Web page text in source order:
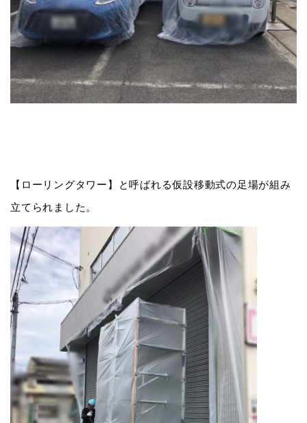
【ローリングタワー】と呼ばれる仮設移動式の足場が組み
立てられました。